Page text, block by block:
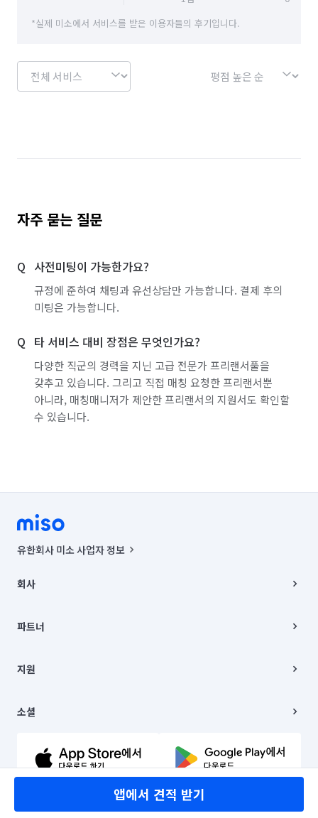
*실제 미소에서 서비스를 받은 이용자들의 후기입니다.
자주 묻는 질문
사전미팅이 가능한가요?
규정에 준하여 채팅과 유선상담만 가능합니다. 결제 후의
미팅은 가능합니다.
타 서비스 대비 장점은 무엇인가요?
다양한 직군의 경력을 지닌 고급 전문가 프리랜서풀을
갖추고 있습니다. 그리고 직접 매칭 요청한 프리랜서뿐
아니라, 매칭매니저가 제안한 프리랜서의 지원서도 확인할
수 있습니다.
앱에서 견적 받기
유한회사 미소 사업자 정보
00019 |
주소 | 본사: 서울특별시 종로구 율곡로 6(중학동, 트윈트리빌딩) B동 5층
컨택센터 : 서울특별시 종로구 수송동 율곡로 24, 7층, 8층 미소
상품, 상품정보, 거래에 관한 의무와 책임은 거래당사자에게 있습니다.
언론 보도 관련 문의:
© 유한회사 미소. Miso, Inc. All Rights Reserved.
회사
채용
파트너
이사
지원
이용약관
문의하기
소셜
유튜브